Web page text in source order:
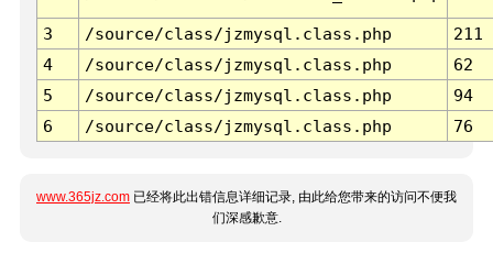
3 /source/class/jzmysql.class.php
211
4
/source/class/jzmysql.class.php
62
5
/source/class/jzmysql.class.php
94
6
/source/class/jzmysql.class.php 76
www.365jz.com 已经将此出错信息详细记录, 由此给您带来的访问不便我
们深感歉意.